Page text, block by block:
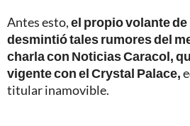
Antes esto,el propio volante
desmintió tales rumores del
charla con Noticias Caracol,
vigente con el Crystal Palace,
titular inamovible.